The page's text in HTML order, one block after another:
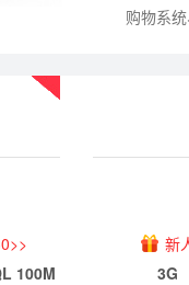
购物系
100M
新
3G